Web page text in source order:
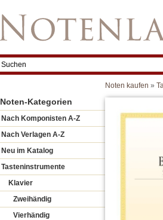
Noten-Kategorien
Nach Komponisten A-Z
Nach Verlagen A-Z
Neu im Katalog
Tasteninstrumente
Klavier
Zweihändig
Vierhändig
Noten kaufen »